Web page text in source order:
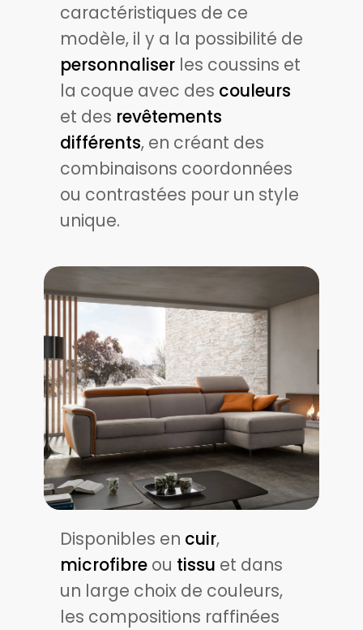
caractéristiques de ce
modèle, il y a la possibilité de
personnaliser les coussins et
la coque avec des couleurs
et des revêtements
différents, en créant des
combinaisons coordonnées
ou contrastées pour un style
unique.
Disponibles en cuir,
microfibre ou tissu et dans
un large choix de couleurs,
les compositions raffinées